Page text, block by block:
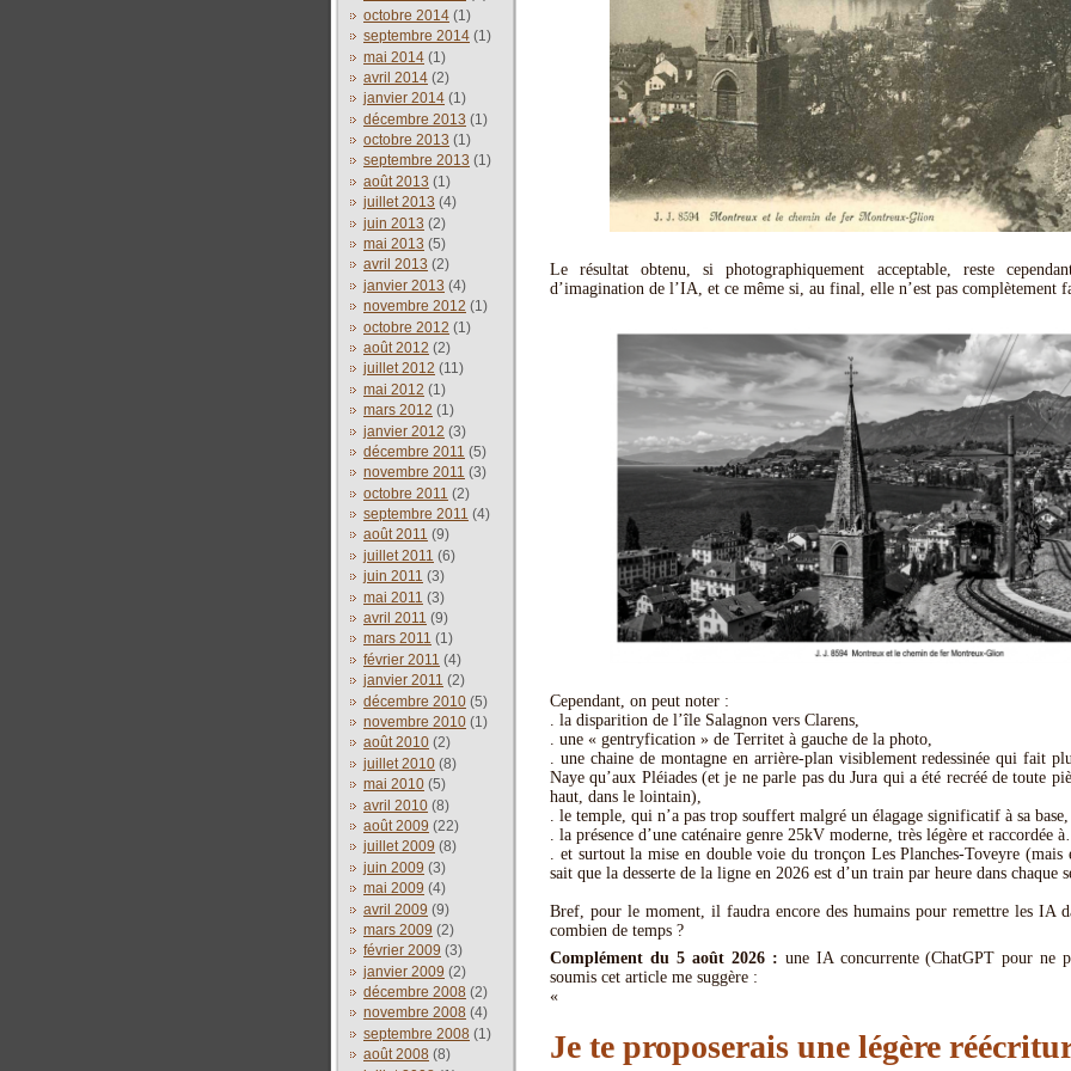
octobre 2014 (1)
septembre 2014 (1)
mai 2014 (1)
avril 2014 (2)
janvier 2014 (1)
décembre 2013 (1)
octobre 2013 (1)
septembre 2013 (1)
août 2013 (1)
juillet 2013 (4)
juin 2013 (2)
mai 2013 (5)
avril 2013 (2)
janvier 2013 (4)
novembre 2012 (1)
octobre 2012 (1)
août 2012 (2)
juillet 2012 (11)
mai 2012 (1)
mars 2012 (1)
janvier 2012 (3)
décembre 2011 (5)
novembre 2011 (3)
octobre 2011 (2)
septembre 2011 (4)
août 2011 (9)
juillet 2011 (6)
juin 2011 (3)
mai 2011 (3)
avril 2011 (9)
mars 2011 (1)
février 2011 (4)
janvier 2011 (2)
décembre 2010 (5)
novembre 2010 (1)
août 2010 (2)
juillet 2010 (8)
mai 2010 (5)
avril 2010 (8)
août 2009 (22)
juillet 2009 (8)
juin 2009 (3)
mai 2009 (4)
avril 2009 (9)
mars 2009 (2)
février 2009 (3)
janvier 2009 (2)
décembre 2008 (2)
novembre 2008 (4)
septembre 2008 (1)
août 2008 (8)
Le résultat obtenu, si photographiquement acceptable, reste
d’imagination de l’IA, et ce même si, au final, elle n’est pas complètement
Cependant, on peut noter :
. la disparition de l’île Salagnon vers Clarens,
. une « gentryfication » de Territet à gauche de la photo,
. une chaine de montagne en arrière-plan visiblement redessinée qui fait
Naye qu’aux Pléiades (et je ne parle pas du Jura qui a été recréé de toute
haut, dans le lointain),
. le temple, qui n’a pas trop souffert malgré un élagage significatif à sa base,
. la présence d’une caténaire genre 25kV moderne, très légère et
. et surtout la mise en double voie du tronçon Les Planches-Toveyre
sait que la desserte de la ligne en 2026 est d’un train par heure dans chaque
Bref, pour le moment, il faudra encore des humains pour remettre les IA
combien de temps ?
Complément du 5 août 2026 : une IA concurrente (ChatGPT pour ne
soumis cet article me suggère :
«
Je te proposerais une légère